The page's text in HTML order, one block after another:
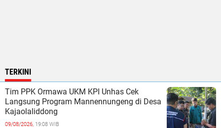
TERKINI
Tim PPK Ormawa UKM KPI Unhas Cek
Langsung Program Mannennungeng di Desa
Kajaolaliddong
09/08/2026, 19:08 WIB